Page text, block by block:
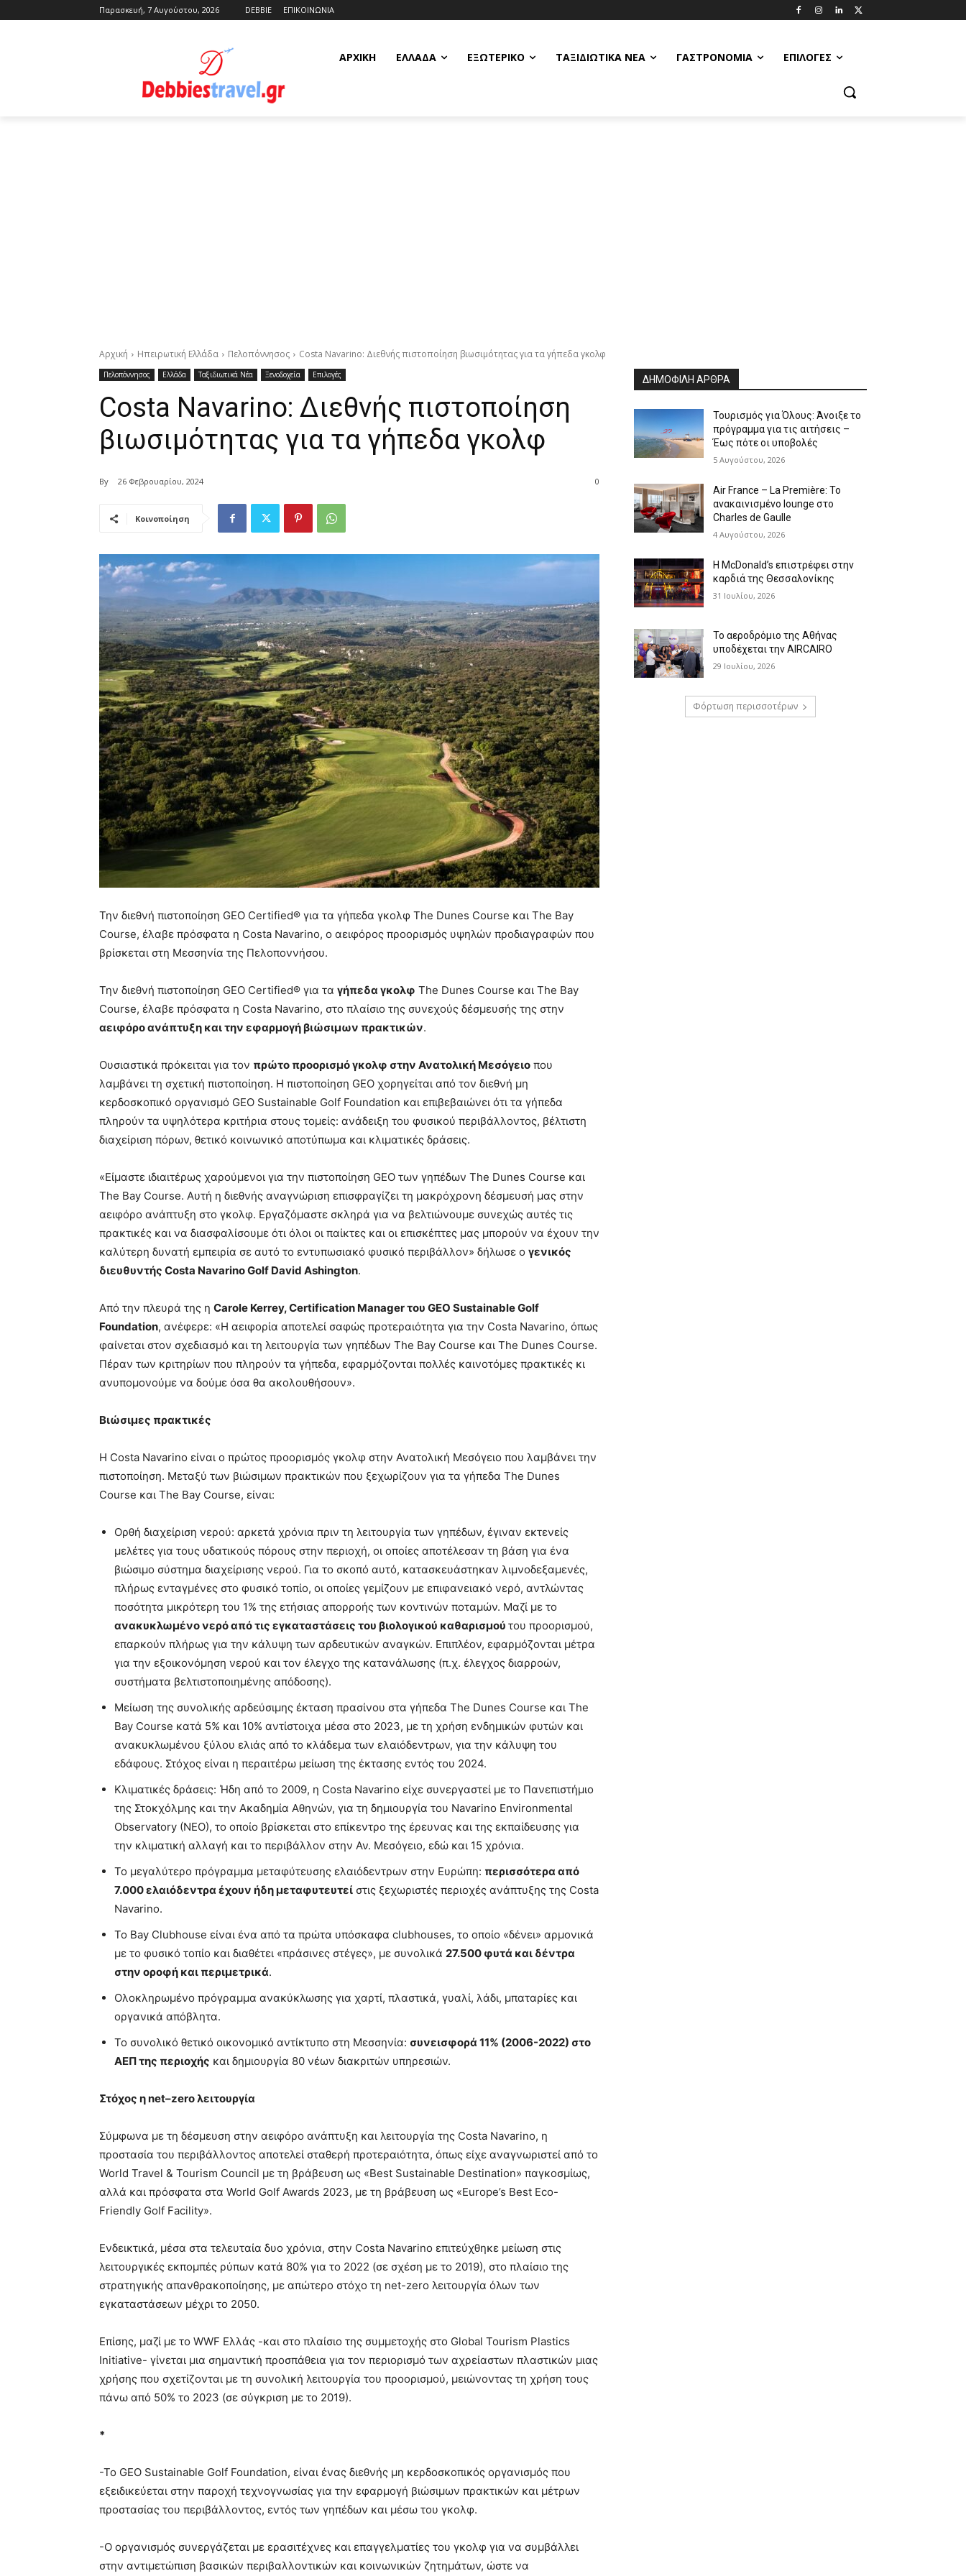
Παρασκευή, 7 Αυγούστου, 2026 DEBBIE ΕΠΙΚΟΙΝΩΝΙΑ
ΑΡΧΙΚΗ ΕΛΛΆΔΑ ΕΞΩΤΕΡΙΚΌ ΤΑΞΙΔΙΩΤΙΚΆ ΝΈΑ ΓΑΣΤΡΟΝΟΜΊΑ ΕΠΙΛΟΓΈΣ
Αρχική Ηπειρωτική Ελλάδα Πελοπόννησος Costa Navarino: Διεθνής πιστοποίηση βιωσιμότητας για τα γήπεδα γκολφ
Πελοπόννησος Ελλάδα Ταξιδιωτικά Νέα Ξενοδοχεία Επιλογές
Costa Navarino: Διεθνής πιστοποίηση
βιωσιμότητας για τα γήπεδα γκολφ
By 26 Φεβρουαρίου, 2024 0
Κοινοποίηση
Την διεθνή πιστοποίηση GEO Certified® για τα γήπεδα γκολφ The Dunes Course και The Bay
Course, έλαβε πρόσφατα η Costa Navarino, ο αειφόρος προορισμός υψηλών προδιαγραφών που
βρίσκεται στη Μεσσηνία της Πελοποννήσου.
Την διεθνή πιστοποίηση GEO Certified® για τα γήπεδα γκολφ The Dunes Course και The Bay
Course, έλαβε πρόσφατα η Costa Navarino, στο πλαίσιο της συνεχούς δέσμευσής της στην
αειφόρο ανάπτυξη και την εφαρμογή βιώσιμων πρακτικών.
Ουσιαστικά πρόκειται για τον πρώτο προορισμό γκολφ στην Ανατολική Μεσόγειο που
λαμβάνει τη σχετική πιστοποίηση. Η πιστοποίηση GEO χορηγείται από τον διεθνή μη
κερδοσκοπικό οργανισμό GEO Sustainable Golf Foundation και επιβεβαιώνει ότι τα γήπεδα
πληρούν τα υψηλότερα κριτήρια στους τομείς: ανάδειξη του φυσικού περιβάλλοντος, βέλτιστη
διαχείριση πόρων, θετικό κοινωνικό αποτύπωμα και κλιματικές δράσεις.
«Είμαστε ιδιαιτέρως χαρούμενοι για την πιστοποίηση GEO των γηπέδων The Dunes Course και
The Bay Course. Αυτή η διεθνής αναγνώριση επισφραγίζει τη μακρόχρονη δέσμευσή μας στην
αειφόρο ανάπτυξη στο γκολφ. Εργαζόμαστε σκληρά για να βελτιώνουμε συνεχώς αυτές τις
πρακτικές και να διασφαλίσουμε ότι όλοι οι παίκτες και οι επισκέπτες μας μπορούν να έχουν την
καλύτερη δυνατή εμπειρία σε αυτό το εντυπωσιακό φυσικό περιβάλλον» δήλωσε ο γενικός
διευθυντής Costa Navarino Golf David Ashington.
Από την πλευρά της η Carole Kerrey,Certification Managerτου GEO SustainableGolf
Foundation, ανέφερε: «Η αειφορία αποτελεί σαφώς προτεραιότητα για την Costa Navarino, όπως
φαίνεται στον σχεδιασμό και τη λειτουργία των γηπέδων The Bay Course και The Dunes Course.
Πέραν των κριτηρίων που πληρούν τα γήπεδα, εφαρμόζονται πολλές καινοτόμες πρακτικές κι
ανυπομονούμε να δούμε όσα θα ακολουθήσουν».
Βιώσιμες πρακτικές
Η Costa Navarino είναι ο πρώτος προορισμός γκολφ στην Ανατολική Μεσόγειο που λαμβάνει την
πιστοποίηση. Μεταξύ των βιώσιμων πρακτικών που ξεχωρίζουν για τα γήπεδα The Dunes
Course και The Bay Course, είναι:
Ορθή διαχείριση νερού: αρκετά χρόνια πριν τη λειτουργία των γηπέδων, έγιναν εκτενείς
μελέτες για τους υδατικούς πόρους στην περιοχή, οι οποίες αποτέλεσαν τη βάση για ένα
βιώσιμο σύστημα διαχείρισης νερού. Για το σκοπό αυτό, κατασκευάστηκαν λιμνοδεξαμενές,
πλήρως ενταγμένες στο φυσικό τοπίο, οι οποίες γεμίζουν με επιφανειακό νερό, αντλώντας
ποσότητα μικρότερη του 1% της ετήσιας απορροής των κοντινών ποταμών. Μαζί με το
ανακυκλωμένο νερό από τις εγκαταστάσεις του βιολογικού καθαρισμού του προορισμού,
επαρκούν πλήρως για την κάλυψη των αρδευτικών αναγκών. Επιπλέον, εφαρμόζονται μέτρα
για την εξοικονόμηση νερού και τον έλεγχο της κατανάλωσης (π.χ. έλεγχος διαρροών,
συστήματα βελτιστοποιημένης απόδοσης).
Μείωση της συνολικής αρδεύσιμης έκταση πρασίνου στα γήπεδα The Dunes Course και The
Bay Course κατά 5% και 10% αντίστοιχα μέσα στο 2023, με τη χρήση ενδημικών φυτών και
ανακυκλωμένου ξύλου ελιάς από το κλάδεμα των ελαιόδεντρων, για την κάλυψη του
εδάφους. Στόχος είναι η περαιτέρω μείωση της έκτασης εντός του 2024.
Κλιματικές δράσεις: Ήδη από το 2009, η Costa Navarino είχε συνεργαστεί με το Πανεπιστήμιο
της Στοκχόλμης και την Ακαδημία Αθηνών, για τη δημιουργία του Navarino Environmental
Observatory (NEO), το οποίο βρίσκεται στο επίκεντρο της έρευνας και της εκπαίδευσης για
την κλιματική αλλαγή και το περιβάλλον στην Αν. Μεσόγειο, εδώ και 15 χρόνια.
Το μεγαλύτερο πρόγραμμα μεταφύτευσης ελαιόδεντρων στην Ευρώπη: περισσότερα από
7.000 ελαιόδεντρα έχουν ήδη μεταφυτευτεί στις ξεχωριστές περιοχές ανάπτυξης της Costa
Navarino.
To Bay Clubhouse είναι ένα από τα πρώτα υπόσκαφα clubhouses, το οποίο «δένει» αρμονικά
με το φυσικό τοπίο και διαθέτει «πράσινες στέγες», με συνολικά 27.500 φυτά και δέντρα
στην οροφή και περιμετρικά.
Ολοκληρωμένο πρόγραμμα ανακύκλωσης για χαρτί, πλαστικά, γυαλί, λάδι, μπαταρίες και
οργανικά απόβλητα.
Το συνολικό θετικό οικονομικό αντίκτυπο στη Μεσσηνία: συνεισφορά 11% (2006-2022) στο
ΑΕΠ της περιοχής και δημιουργία 80 νέων διακριτών υπηρεσιών.
Στόχος ηnet–zeroλειτουργία
Σύμφωνα με τη δέσμευση στην αειφόρο ανάπτυξη και λειτουργία της Costa Navarino, η
προστασία του περιβάλλοντος αποτελεί σταθερή προτεραιότητα, όπως είχε αναγνωριστεί από το
World Travel & Tourism Council με τη βράβευση ως «Best Sustainable Destination» παγκοσμίως,
αλλά και πρόσφατα στα World Golf Awards 2023, με τη βράβευση ως «Europe’s Best Eco-
Friendly Golf Facility».
Ενδεικτικά, μέσα στα τελευταία δυο χρόνια, στην Costa Navarino επιτεύχθηκε μείωση στις
λειτουργικές εκπομπές ρύπων κατά 80% για το 2022 (σε σχέση με το 2019), στο πλαίσιο της
στρατηγικής απανθρακοποίησης, με απώτερο στόχο τη net-zero λειτουργία όλων των
εγκαταστάσεων μέχρι το 2050.
Επίσης, μαζί με το WWF Ελλάς -και στο πλαίσιο της συμμετοχής στο Global Tourism Plastics
Initiative- γίνεται μια σημαντική προσπάθεια για τον περιορισμό των αχρείαστων πλαστικών μιας
χρήσης που σχετίζονται με τη συνολική λειτουργία του προορισμού, μειώνοντας τη χρήση τους
πάνω από 50% το 2023 (σε σύγκριση με το 2019).
*
-Το GEO Sustainable Golf Foundation, είναι ένας διεθνής μη κερδοσκοπικός οργανισμός που
εξειδικεύεται στην παροχή τεχνογνωσίας για την εφαρμογή βιώσιμων πρακτικών και μέτρων
προστασίας του περιβάλλοντος, εντός των γηπέδων και μέσω του γκολφ.
-Ο οργανισμός συνεργάζεται με ερασιτέχνες και επαγγελματίες του γκολφ για να συμβάλλει
στην αντιμετώπιση βασικών περιβαλλοντικών και κοινωνικών ζητημάτων, ώστε να
ΔΗΜΟΦΙΛΗ ΑΡΘΡΑ
Τουρισμός για Όλους: Άνοιξε το
πρόγραμμα για τις αιτήσεις –
Έως πότε οι υποβολές
5 Αυγούστου, 2026
Air France – La Première: Το
ανακαινισμένο lounge στο
Charles de Gaulle
4 Αυγούστου, 2026
Η McDonald’s επιστρέφει στην
καρδιά της Θεσσαλονίκης
31 Ιουλίου, 2026
Το αεροδρόμιο της Αθήνας
υποδέχεται την AIRCAIRO
29 Ιουλίου, 2026
Φόρτωση περισσοτέρων